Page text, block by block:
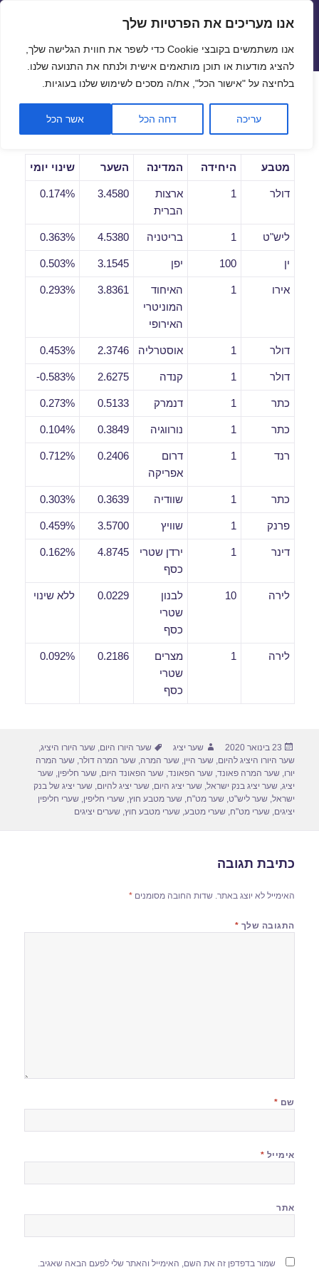
פתח
אנו מעריכים את הפרטיות שלך
אנו משתמשים בקובצי Cookie כדי לשפר את חווית הגלישה שלך,
להציג מודעות או תוכן מותאמים אישית ולנתח את התנועה שלנו.
בלחיצה על "אישור הכל", את/ה מסכים לשימוש שלנו בעוגיות.
עריכה דחה הכל אשר הכל
שערי חליפין יציגים – שער יציג
תפריטים
ווידג'טים
שערי חליפין יומיים לתאריך
23/01/2020
מטבע היחידה המדינה השער שינוי יומי
דולר 1
ארצות
הברית
3.4580
0.174%
ליש"ט 1 בריטניה 4.5380
0.363%
ין 100 יפן 3.1545
0.503%
אירו 1
האיחוד
המוניטרי
האירופי
3.8361
0.293%
דולר 1 אוסטרליה 2.3746
0.453%
דולר 1 קנדה 2.6275
0.583%-
כתר 1 דנמרק 0.5133
0.273%
כתר 1 נורווגיה 0.3849
0.104%
רנד 1
דרום
אפריקה
0.2406
0.712%
כתר 1 שוודיה 0.3639
0.303%
פרנק 1 שוויץ 3.5700
0.459%
דינר 1
ירדן שטרי
כסף
4.8745
0.162%
לירה 10
לבנון
שטרי
כסף
0.0229 ללא שינוי
לירה 1
מצרים
שטרי
כסף
0.2186
0.092%
פורסם
בתאריך
23 בינואר 2020 מחבר
שער יציג תגיות
שער היורו היום,שער היורו היציג,
שער היורו היציג להיום,שער היין,שער המרה,שער המרה דולר,שער המרה
יורו,שער המרה פאונד,שער הפאונד,שער הפאונד היום,שער חליפין,שער
יציג,שער יציג בנק ישראל,שער יציג היום,שער יציג להיום,שער יציג של בנק
ישראל,שער ליש"ט,שער מט"ח,שער מטבע חוץ,שערי חליפין,שערי חליפין
יציגים,שערי מט"ח,שערי מטבע,שערי מטבע חוץ,שערים יציגים
כתיבת תגובה
האימייל לא יוצג באתר. שדות החובה מסומנים*
התגובה שלך *
שם *
אימייל *
אתר
שמור בדפדפן זה את השם, האימייל והאתר שלי לפעם הבאה שאגיב.